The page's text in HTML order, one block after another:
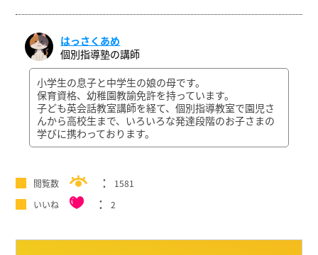
はっさくあめ
個別指導塾の講師
小学生の息子と中学生の娘の母です。
保育資格、幼稚園教諭免許を持っています。
子ども英会話教室講師を経て、個別指導教室で園児さ
んから高校生まで、いろいろな発達段階のお子さまの
学びに携わっております。
閲覧数
1581
いいね
2